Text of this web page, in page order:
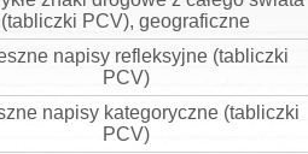
(tabliczki PCV), geograficzne
napisy refleksyjne (tabliczki
PCV)
napisy kategoryczne (tabliczki
PCV)